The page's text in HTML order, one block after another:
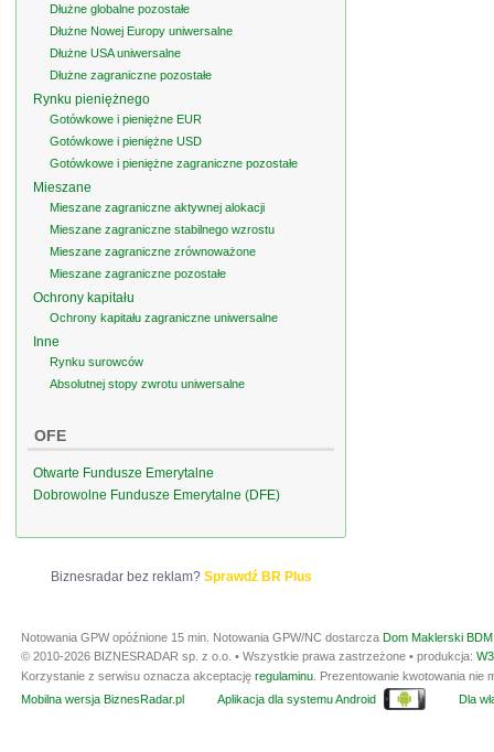
Dłużne globalne pozostałe
Dłużne Nowej Europy uniwersalne
Dłużne USA uniwersalne
Dłużne zagraniczne pozostałe
Rynku pieniężnego
Gotówkowe i pieniężne EUR
Gotówkowe i pieniężne USD
Gotówkowe i pieniężne zagraniczne pozostałe
Mieszane
Mieszane zagraniczne aktywnej alokacji
Mieszane zagraniczne stabilnego wzrostu
Mieszane zagraniczne zrównoważone
Mieszane zagraniczne pozostałe
Ochrony kapitału
Ochrony kapitału zagraniczne uniwersalne
Inne
Rynku surowców
Absolutnej stopy zwrotu uniwersalne
OFE
Otwarte Fundusze Emerytalne
Dobrowolne Fundusze Emerytalne (DFE)
Biznesradar bez reklam? Sprawdź BR Plus
Notowania GPW opóźnione 15 min. Notowania GPW/NC dostarcza Dom Maklerski
© 2010-2026 BIZNESRADAR sp. z o.o. • Wszystkie prawa zastrzeżone • produkcja:
Korzystanie z serwisu oznacza akceptację regulaminu . Prezentowanie kwotowania
Mobilna wersja BiznesRadar.pl
Aplikacja dla systemu Android Dla